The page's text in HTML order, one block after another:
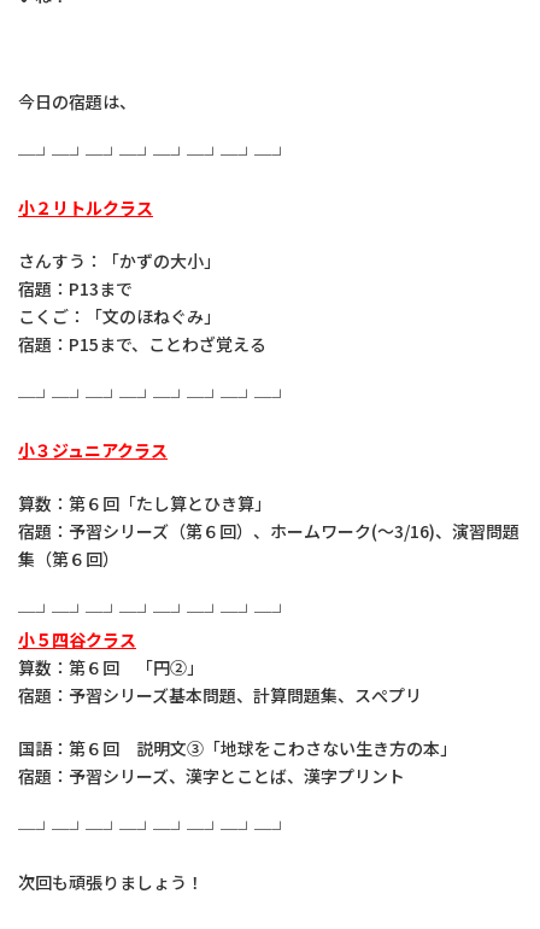
今日の宿題は、
─┘─┘─┘─┘─┘─┘─┘─┘
小２リトルクラス
さんすう：「かずの大小」
宿題：P13まで
こくご：「文のほねぐみ」
宿題：P15まで、ことわざ覚える
─┘─┘─┘─┘─┘─┘─┘─┘
小３ジュニアクラス
算数：第６回「たし算とひき算」
宿題：予習シリーズ（第６回）、ホームワーク(～3/16)、演習問題
集（第６回）
─┘─┘─┘─┘─┘─┘─┘─┘
小５四谷クラス
算数：第６回 「円②」
宿題：予習シリーズ基本問題、計算問題集、スぺプリ
国語：第６回 説明文③「地球をこわさない生き方の本」
宿題：予習シリーズ、漢字とことば、漢字プリント
─┘─┘─┘─┘─┘─┘─┘─┘
次回も頑張りましょう！